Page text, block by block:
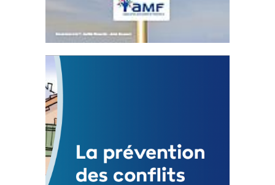
Statut de l’élu local
3 avril 2024
Mise à jour avril 2024
FEUILLETER